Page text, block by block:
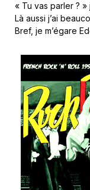
« Tu vas parler ?
Là aussi j’ai
Bref, je m’égare